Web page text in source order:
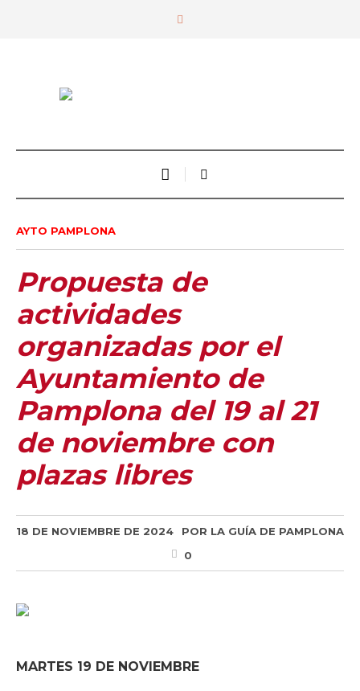
AYTO PAMPLONA
Propuesta de
actividades
organizadas por el
Ayuntamiento de
Pamplona del 19 al 21
de noviembre con
plazas libres
18 DE NOVIEMBRE DE 2024 POR LA GUÍA DE PAMPLONA
0
MARTES 19 DE NOVIEMBRE